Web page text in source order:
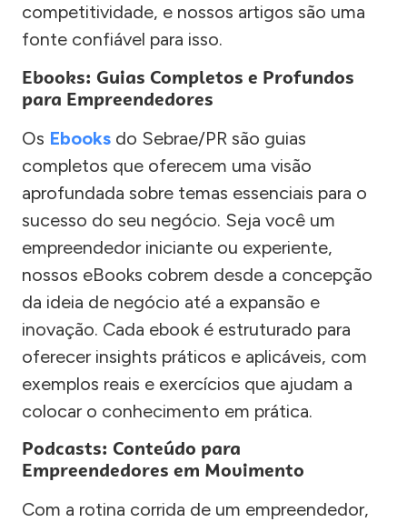
competitividade, e nossos artigos são uma
fonte confiável para isso.
Ebooks: Guias Completos e Profundos
para Empreendedores
Os Ebooks do Sebrae/PR são guias
completos que oferecem uma visão
aprofundada sobre temas essenciais para o
sucesso do seu negócio. Seja você um
empreendedor iniciante ou experiente,
nossos eBooks cobrem desde a concepção
da ideia de negócio até a expansão e
inovação. Cada ebook é estruturado para
oferecer insights práticos e aplicáveis, com
exemplos reais e exercícios que ajudam a
colocar o conhecimento em prática.
Podcasts: Conteúdo para
Empreendedores em Movimento
Com a rotina corrida de um empreendedor,